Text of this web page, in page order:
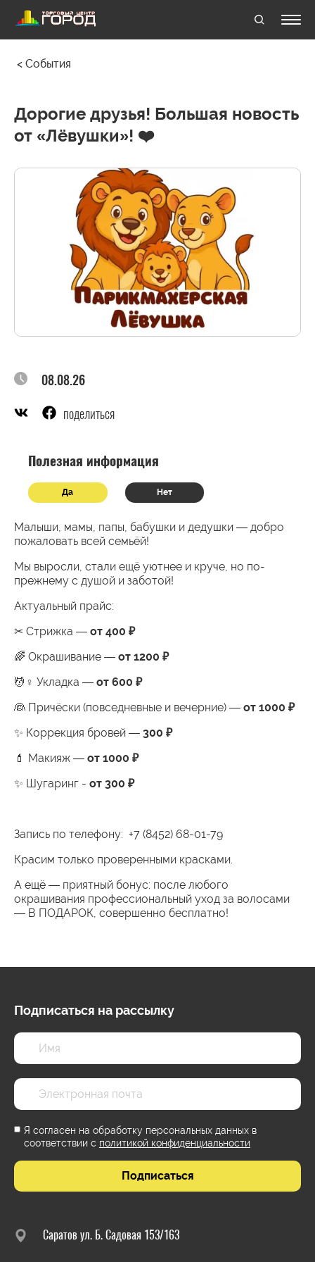
События
Дорогие друзья! Большая новость
от «Лёвушки»! ❤️
08.08.26
поделиться
Полезная информация
Да Нет
Малыши, мамы, папы, бабушки и дедушки — добро
пожаловать всей семьёй!
Мы выросли, стали ещё уютнее и круче, но по-
прежнему с душой и заботой!
Актуальный прайс:
✂ Стрижка — от 400 ₽
🌈 Окрашивание — от 1200 ₽
💆♀ Укладка — от 600 ₽
👰 Причёски (повседневные и вечерние) — от 1000 ₽
✨ Коррекция бровей — 300 ₽
💄 Макияж — от 1000 ₽
✨ Шугаринг - от 300 ₽
Запись по телефону: +7 (8452) 68-01-79
Красим только проверенными красками.
А ещё — приятный бонус: после любого
окрашивания профессиональный уход за волосами
— В ПОДАРОК, совершенно бесплатно!
Саратов ул. Б. Садовая 153/163
Подписаться на рассылку
Я согласен на обработку персональных данных в
соответствии с политикой конфиденциальности
Подписаться